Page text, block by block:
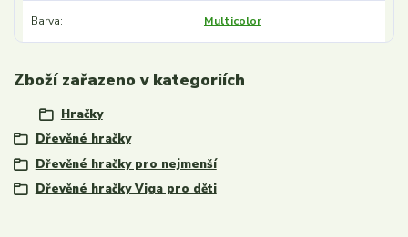
Barva Multicolor
Zboží zařazeno v kategoriích
Hračky
Dřevěné hračky
Dřevěné hračky pro nejmenší
Dřevěné hračky Viga pro děti